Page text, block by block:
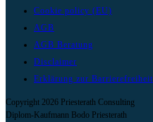
Cookie policy (EU)
AGB
AGB Beratung
Disclaimer
Erklärung zur Barrierefreiheit
Copyright 2026 Priesterath Consulting
Diplom-Kaufmann Bodo Priesterath